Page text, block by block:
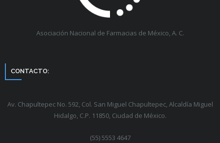
Asociación Nacional de Farmacias de México, A. C.
CONTACTO:
Av. Chapultepec No. 592, Col. San Miguel Chapultepec, Alcaldía Miguel
Hidalgo, C.P. 11850, Ciudad de México.
(55) 5553 4647